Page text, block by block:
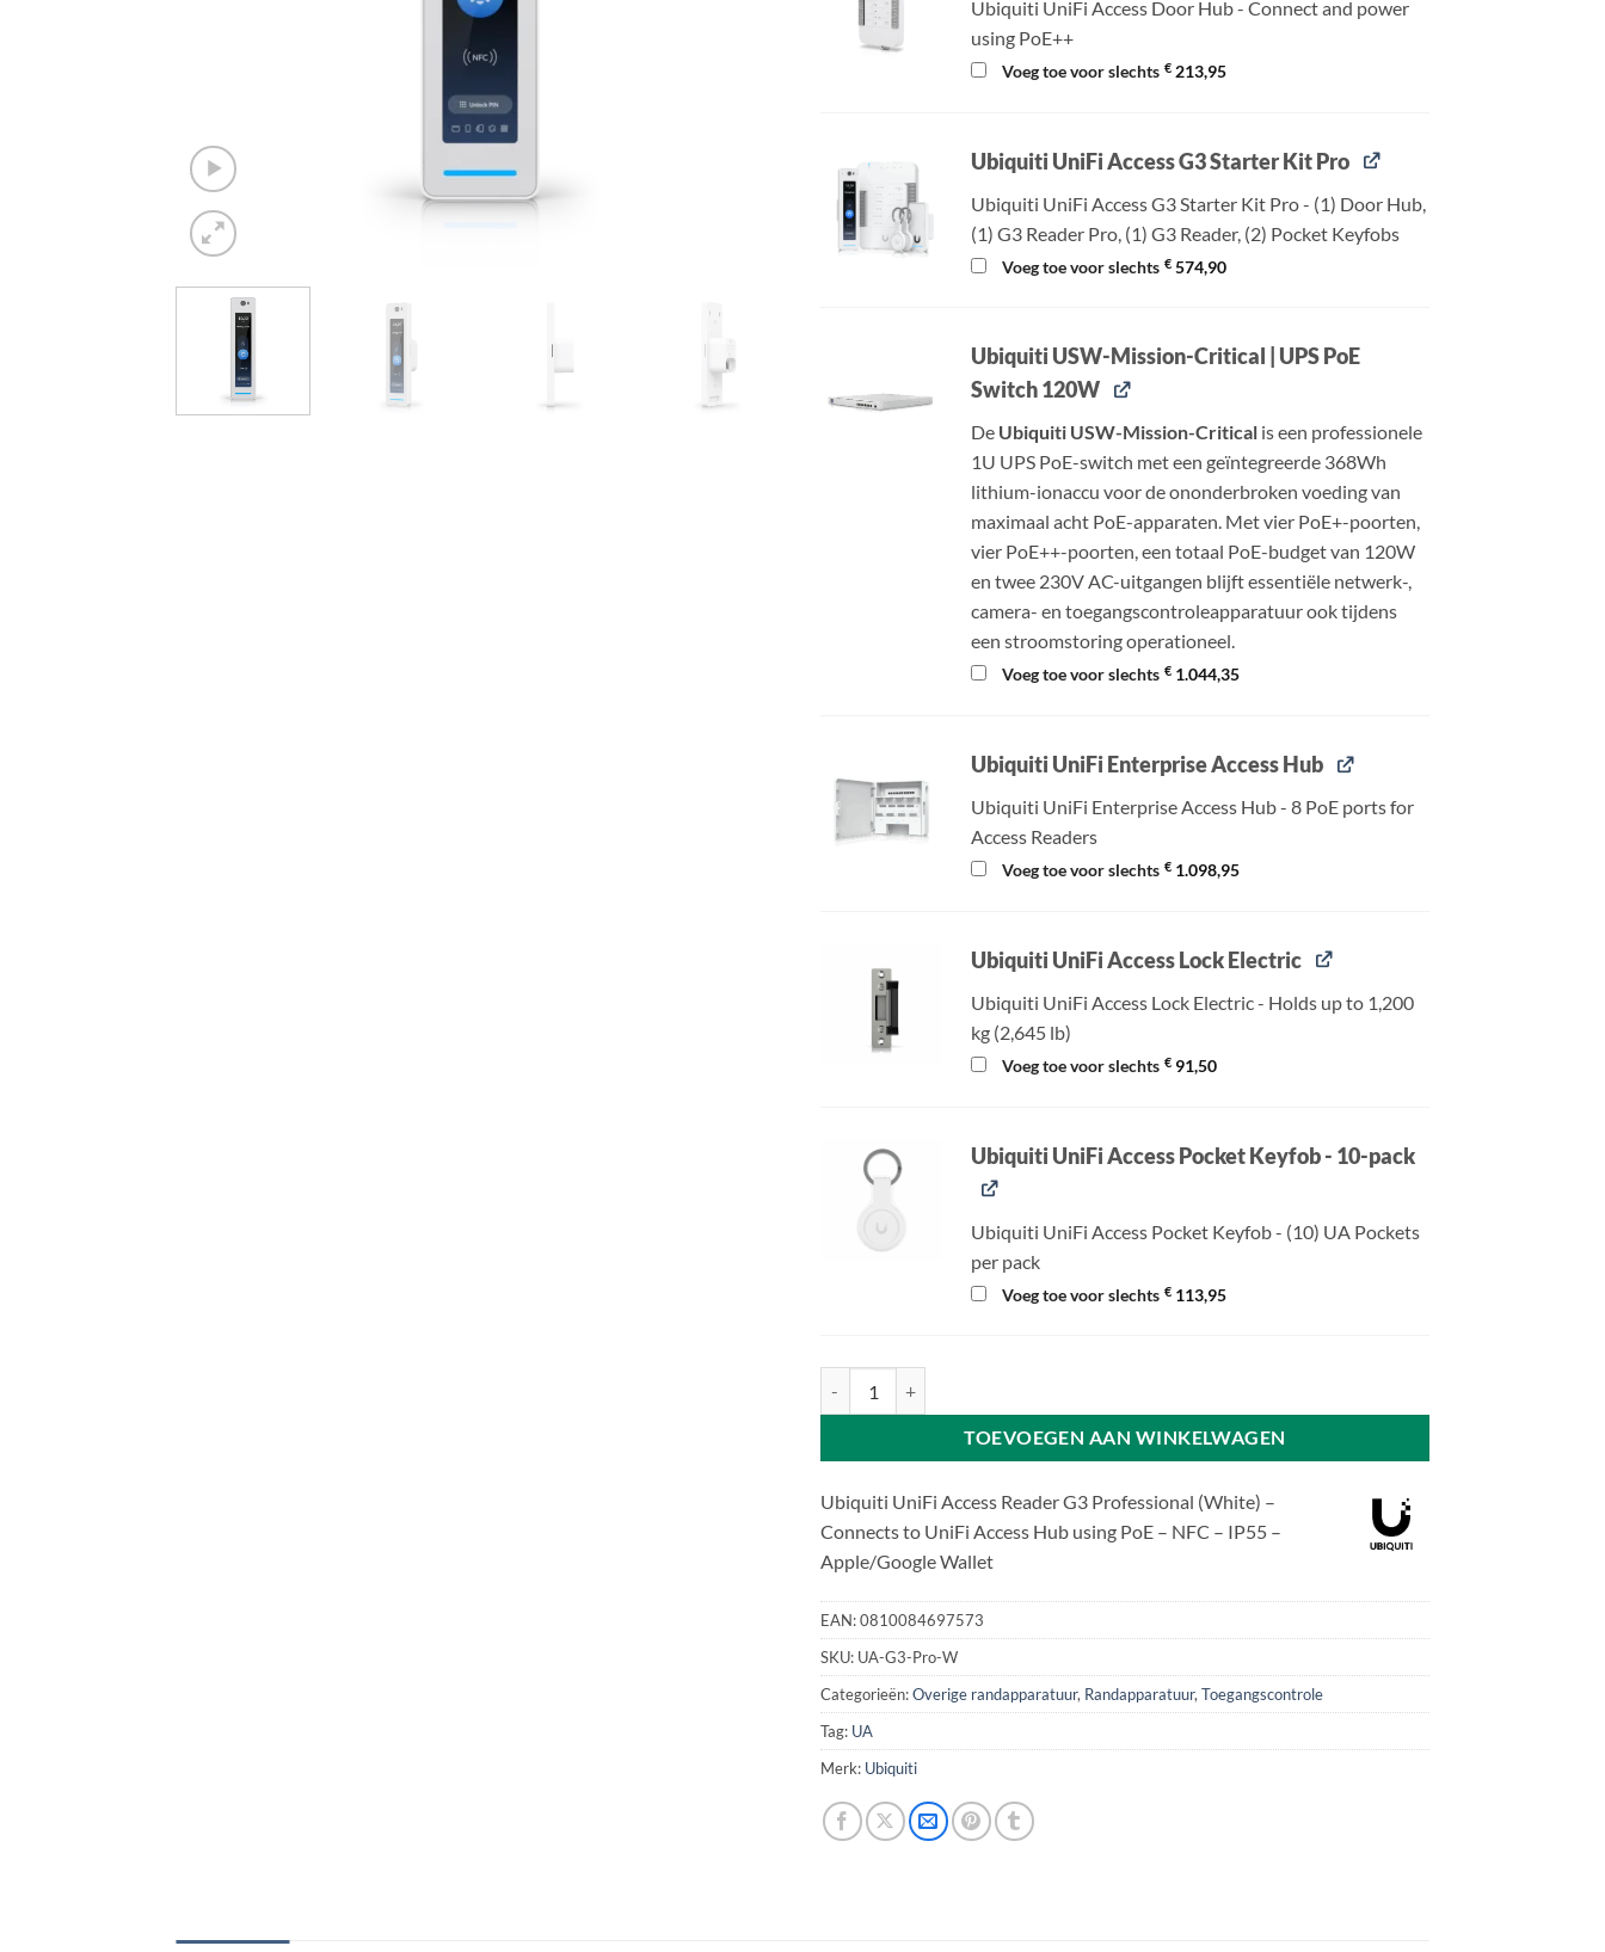
Ubiquiti UniFi Access Door Hub - Connect and power
using PoE++
Voeg toe voor slechts € 213,95
Ubiquiti UniFi Access G3 Starter Kit Pro
Ubiquiti UniFi Access G3 Starter Kit Pro - (1) Door Hub,
(1) G3 Reader Pro, (1) G3 Reader, (2) Pocket Keyfobs
Voeg toe voor slechts € 574,90
Ubiquiti USW-Mission-Critical | UPS PoE
Switch 120W
De Ubiquiti USW-Mission-Critical is een professionele
1U UPS PoE-switch met een geïntegreerde 368Wh
lithium-ionaccu voor de ononderbroken voeding van
maximaal acht PoE-apparaten. Met vier PoE+-poorten,
vier PoE++-poorten, een totaal PoE-budget van 120W
en twee 230V AC-uitgangen blijft essentiële netwerk-,
camera- en toegangscontroleapparatuur ook tijdens
een stroomstoring operationeel.
Voeg toe voor slechts € 1.044,35
Ubiquiti UniFi Enterprise Access Hub
Ubiquiti UniFi Enterprise Access Hub - 8 PoE ports for
Access Readers
Voeg toe voor slechts € 1.098,95
Ubiquiti UniFi Access Lock Electric
Ubiquiti UniFi Access Lock Electric - Holds up to 1,200
kg (2,645 lb)
Voeg toe voor slechts € 91,50
Ubiquiti UniFi Access Pocket Keyfob - 10-pack
Ubiquiti UniFi Access Pocket Keyfob - (10) UA Pockets
per pack
Voeg toe voor slechts € 113,95
TOEVOEGEN AAN WINKELWAGEN
Ubiquiti UniFi Access Reader G3 Professional (White) –
Connects to UniFi Access Hub using PoE – NFC – IP55 –
Apple/Google Wallet
EAN:0810084697573
SKU: UA-G3-Pro-W
Categorieën:Overige randapparatuur, Randapparatuur, Toegangscontrole
Tag: UA
Merk: Ubiquiti